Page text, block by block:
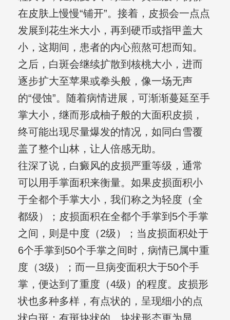
在皮肤上慢慢“铺开”。接着，皮损会一点点
发展到花生米大小，再到硬币或指甲盖大
小，这期间，患者的内心煎熬可想而知。
之后，白斑会继续扩散到核桃大小，进而
逐步扩大至苹果或拳头般，像一场无声
的“侵蚀”。随着病情进展，可渐渐蔓延至手
掌大小，继而形成柚子般的大面积皮损，
终可能出现尽量爆发的情况，如同白雪覆
盖了整个山林，让人倍感无助。
往深了说，白癜风的皮损严重等级，通常
可以用手掌面积来衡量。如果皮损面积小
于全都个手掌大小，我们称之为轻度（全
都级）；皮损面积在全都个手掌到5个手掌
之间，则是中度（2级）；当皮损面积处于
6个手掌到50个手掌之间时，病情已属中重
度（3级）；而一旦病变面积大于50个手
掌，便达到了重度（4级）的程度。皮损形
状也多种多样，有点状的，呈现细小的点